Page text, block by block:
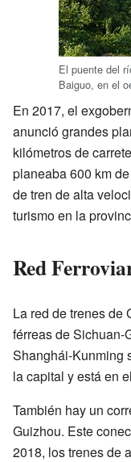
El puente del
Baiguo, en el
En 2017, el
anunció grandes
kilómetros de
planeaba 600 km
de tren de alta
turismo en la
Red
La red de trenes de
férreas de Sichuan-
Shanghái-Kunming
la capital y está en
También hay un
Guizhou. Este
2018, los trenes de